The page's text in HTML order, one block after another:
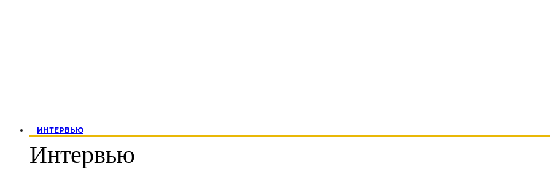
ИНТЕРВЬЮ
Интервью